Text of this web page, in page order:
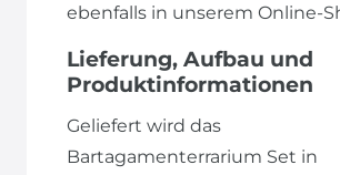
ebenfalls in unserem Online-
Lieferung, Aufbau und
Produktinformationen
Geliefert wird das
Bartagamenterrarium Set in